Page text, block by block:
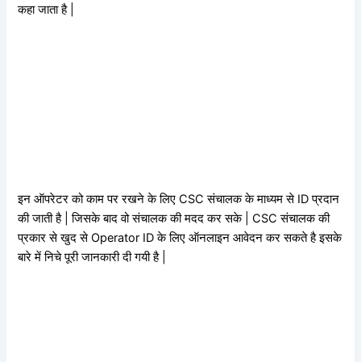
कहा जाता है |
इन ऑपरेटर को काम पर रखने के लिए CSC संचालक के माध्यम से ID प्रदान
की जाती है | जिसके बाद वो संचालक की मदद कर सके | CSC संचालक की
प्रकार से खुद से Operator ID के लिए ऑनलाइन आवेदन कर सकते है इसके
बारे में निचे पूरी जानकारी दी गयी है |